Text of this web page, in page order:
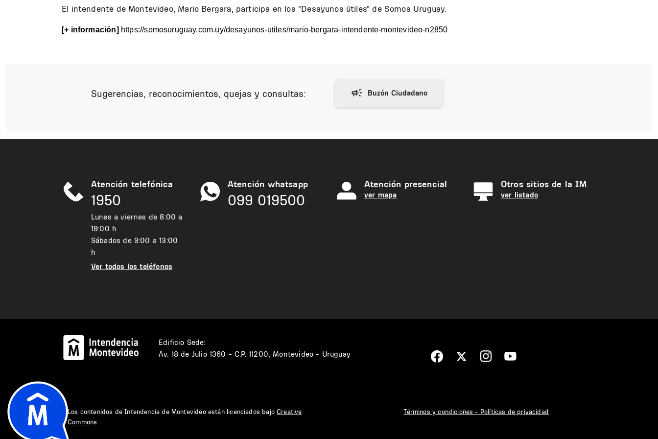
El intendente de Montevideo, Mario Bergara, participa en los "Desayunos útiles" de Somos Uruguay.
[+ información] https://somosuruguay.com.uy/desayunos-utiles/mario-bergara-intendente-montevideo-n2850
Sugerencias, reconocimientos, quejas y consultas:
Atención telefónica
1950
Lunes a viernes de 8:00 a
19:00 h
Sábados de 9:00 a 13:00
h
Ver todos los teléfonos
Atención whatsapp
099 019500
Atención presencial
ver mapa
Otros sitios de la IM
ver listado
Edificio Sede:
Av. 18 de Julio 1360 - C.P. 11200, Montevideo - Uruguay
Los contenidos de Intendencia de Montevideo están licenciados bajoCreative
Commons
Términos y condiciones - Políticas de privacidad